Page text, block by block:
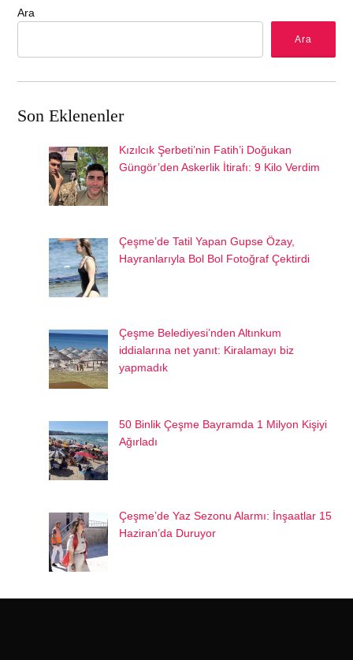
Ara
Ara
Son Eklenenler
Kızılcık Şerbeti’nin Fatih’i Doğukan
Güngör’den Askerlik İtirafı: 9 Kilo Verdim
Çeşme’de Tatil Yapan Gupse Özay,
Hayranlarıyla Bol Bol Fotoğraf Çektirdi
Çeşme Belediyesi’nden Altınkum
iddialarına net yanıt: Kiralamayı biz
yapmadık
50 Binlik Çeşme Bayramda 1 Milyon Kişiyi
Ağırladı
Çeşme’de Yaz Sezonu Alarmı: İnşaatlar 15
Haziran’da Duruyor